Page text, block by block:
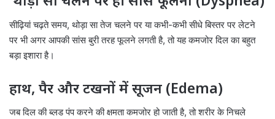
सीढ़ियां चढ़ते समय, थोड़ा सा तेज चलने पर या कभी-कभी सीधे बिस्तर पर लेटने
पर भी अगर आपकी सांस बुरी तरह फूलने लगती है, तो यह कमजोर दिल का बहुत
बड़ा इशारा है।
हाथ, पैर और टखनों में सूजन (Edema)
जब दिल की ब्लड पंप करने की क्षमता कमजोर हो जाती है, तो शरीर के निचले